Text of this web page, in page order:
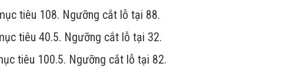
tiêu 108. Ngưỡng cắt lỗ tại 88.
tiêu 40.5. Ngưỡng cắt lỗ tại 32.
tiêu 100.5. Ngưỡng cắt lỗ tại 82.